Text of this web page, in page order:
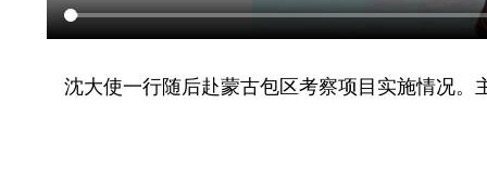
沈大使一行随后赴蒙古包区考察项目实施情况